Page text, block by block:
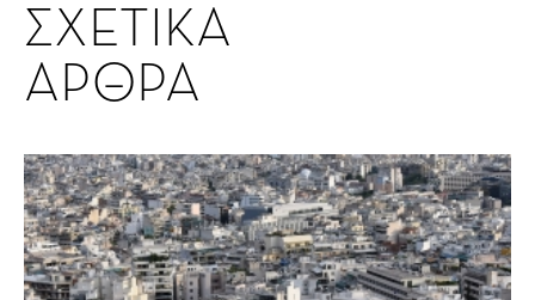
ΣΧΕΤΙΚΑ
ΑΡΘΡΑ